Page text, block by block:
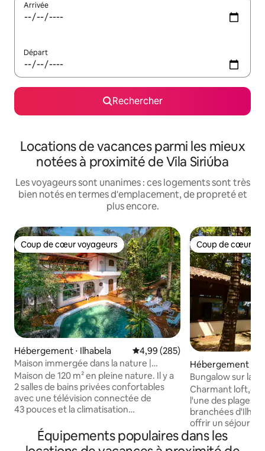
Arrivée
Départ
Rechercher
Locations de vacances parmi les mieux
notées à proximité de Vila Siriúba
Les voyageurs sont unanimes : ces logements sont très
bien notés en termes d'emplacement, de propreté et
plus encore.
Coup de cœur voyageurs
Coup de cœur voyageurs
Hébergement ⋅ Ilhabela Évaluation moyenne sur la
4,99 (285)
Maison immergée dans la nature |
Piscine | Toit de puits de lumière
Maison de 120 m² en pleine nature. Il y a
2 salles de bains privées confortables
avec une télévision connectée de
43 pouces et la climatisation
TV 65 pouces et climatisation. Cuisine
complète avec réfrigérateur de 430 L et
Coup de cœur
Coup de cœur
Hébergement ⋅
Bungalow sur la
Charmant
l'une des plages
branchées
offrir un séjour
inoubliable,il
d'un ventilateur
Équipements populaires dans les